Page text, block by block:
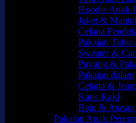
Hoodie Anak
Jaket &
Celana
Pakaian
Sweater &
Payung &
Pakaian dalam
Celana &
Kaus Kaki
Baju &
Pakaian Anak